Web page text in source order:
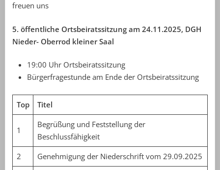
freuen uns
5. öffentliche Ortsbeiratssitzung am 24.11.2025, DGH
Nieder- Oberrod kleiner Saal
19:00 Uhr Ortsbeiratssitzung
Bürgerfragestunde am Ende der Ortsbeiratssitzung
Top Titel
1
Begrüßung und Feststellung der
Beschlussfähigkeit
2
Genehmigung der Niederschrift vom 29.09.2025